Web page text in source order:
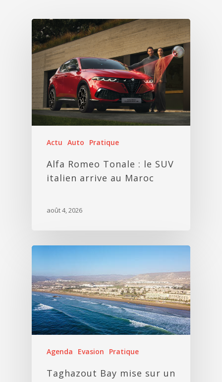
Actu Auto Pratique
Alfa Romeo Tonale : le SUV
italien arrive au Maroc
août 4, 2026
Agenda Evasion Pratique
Taghazout Bay mise sur un